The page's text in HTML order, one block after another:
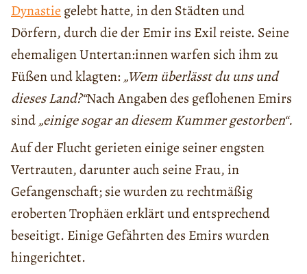
Dynastie gelebt hatte, in den Städten und
Dörfern, durch die der Emir ins Exil reiste. Seine
ehemaligen Untertan:innen warfen sich ihm zu
Füßen und klagten: „Wem überlässt du uns und
dieses Land?“Nach Angaben des geflohenen Emirs
sind„einige sogar an diesem Kummer gestorben“.
Auf der Flucht gerieten einige seiner engsten
Vertrauten, darunter auch seine Frau, in
Gefangenschaft; sie wurden zu rechtmäßig
eroberten Trophäen erklärt und entsprechend
beseitigt. Einige Gefährten des Emirs wurden
hingerichtet.